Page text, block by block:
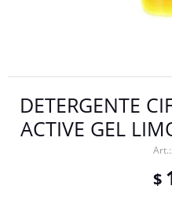
DETERGENTE
ACTIVE GEL
$